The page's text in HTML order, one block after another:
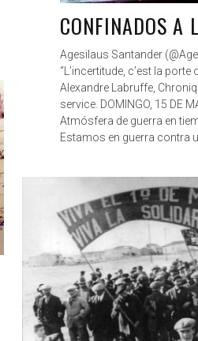
CONFINADOS A
Agesilaus Santander
“L’incertitude, c’est la porte
Alexandre Labruffe,
service. DOMINGO, 15 DE
Atmósfera de guerra en
Estamos en guerra contra